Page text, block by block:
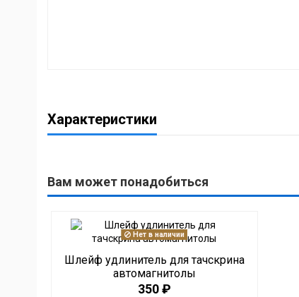
Характеристики
Вам может понадобиться
Нет в наличии
Шлейф удлинитель для тачскрина
автомагнитолы
350 ₽